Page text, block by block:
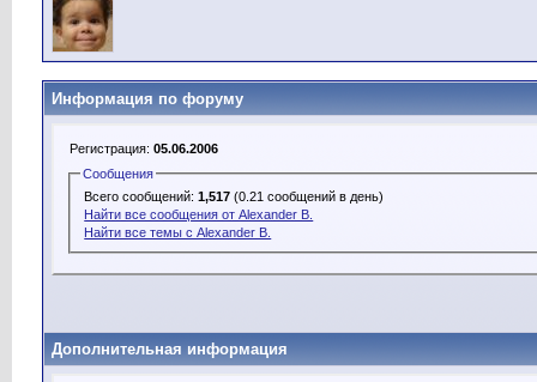
Информация по форуму
Регистрация: 05.06.2006
Сообщения
Всего сообщений:1,517 (0.21 сообщений в день)
Найти все сообщения от Alexander B.
Найти все темы с Alexander B.
Дополнительная информация